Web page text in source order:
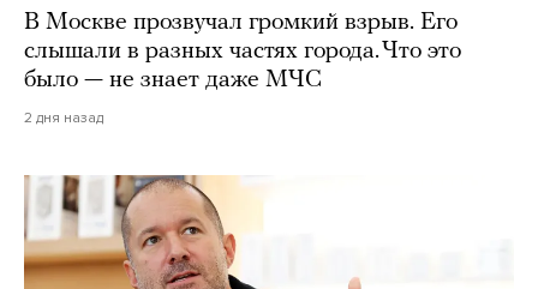
В Москве прозвучал громкий взрыв. Его
слышали в разных частях города. Что это
было — не знает даже МЧС
2 дня назад